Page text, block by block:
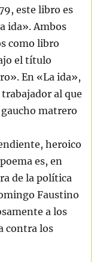
este libro es
ida». Ambos
como libro
el título
En «La ida»,
al que
matrero
heroico
es, en
de la política
Faustino
a los
contra los